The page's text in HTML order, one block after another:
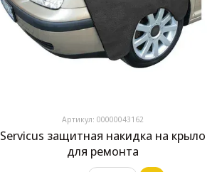
Артикул: 00000043162
Servicus защитная накидка на крыло
для ремонта